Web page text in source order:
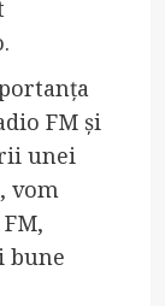
FM și
unei
vom
bune